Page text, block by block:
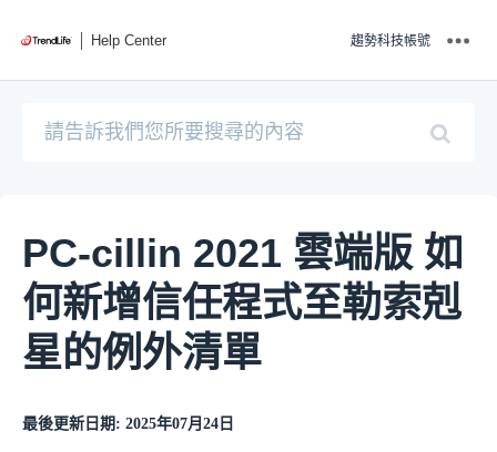
Help Center 趨勢科技帳號
PC-cillin 2021 雲端版 如
何新增信任程式至勒索剋
星的例外清單
最後更新日期: 2025年07月24日